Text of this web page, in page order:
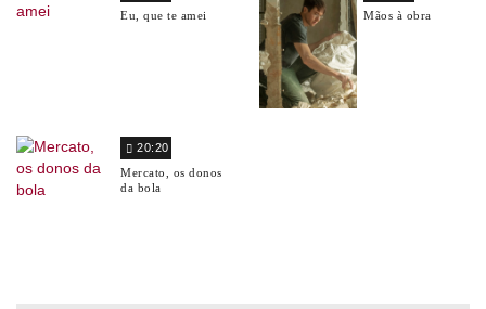
Eu, que te amei
Mãos à obra
20:20
Mercato, os donos
da bola